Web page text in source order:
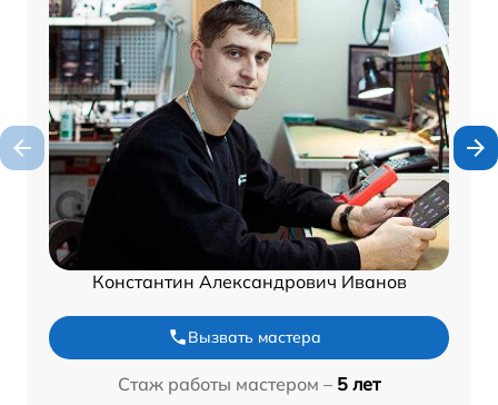
Константин Александрович Иванов
Вызвать мастера
Стаж работы мастером – 5 лет